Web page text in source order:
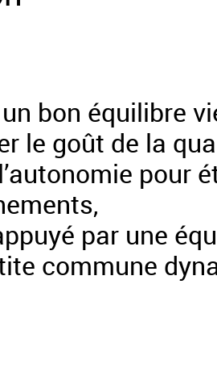
bon équilibre
le goût de la
pour
par une
commune